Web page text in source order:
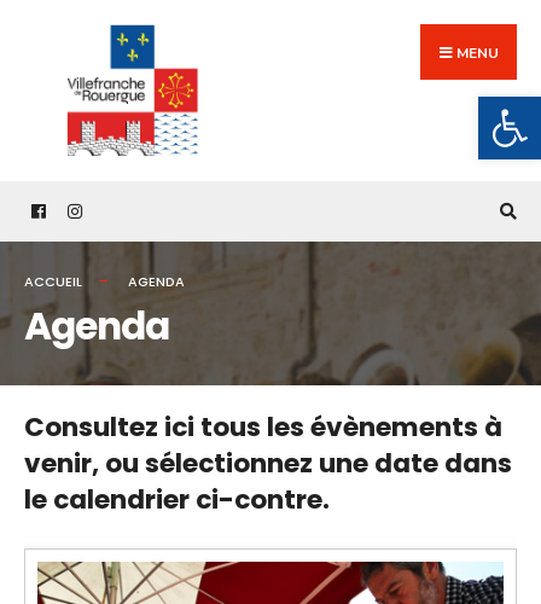
content
MENU
ACCUEIL AGENDA
Agenda
Consultez ici tous les évènements à
venir,ou sélectionnez une date dans
le calendrier ci-contre.